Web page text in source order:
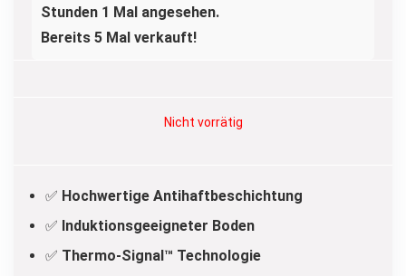
Stunden 1 Mal angesehen.
Bereits 5 Mal verkauft!
Nicht vorrätig
✅ Hochwertige Antihaftbeschichtung
✅ Induktionsgeeigneter Boden
✅ Thermo-Signal™ Technologie